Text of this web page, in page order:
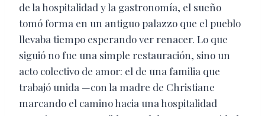
de la hospitalidad y la gastronomía, el sueño
tomó forma en un antiguo palazzo que el pueblo
llevaba tiempo esperando ver renacer. Lo que
siguió no fue una simple restauración, sino un
acto colectivo de amor: el de una familia que
trabajó unida —con la madre de Christiane
marcando el camino hacia una hospitalidad